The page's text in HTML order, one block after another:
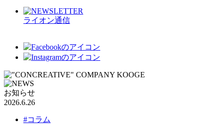
ライオン通信
お知らせ
2026.6.26
#コラム